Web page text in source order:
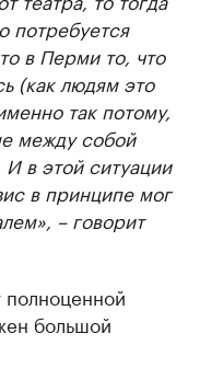
потребуется
в Перми то, что
(как людям это
так потому,
между собой
в этой ситуации
в принципе мог
– говорит
полноценной
большой